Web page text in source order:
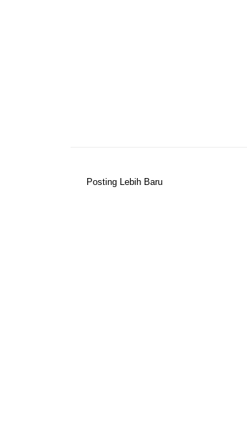
Posting Lebih Baru